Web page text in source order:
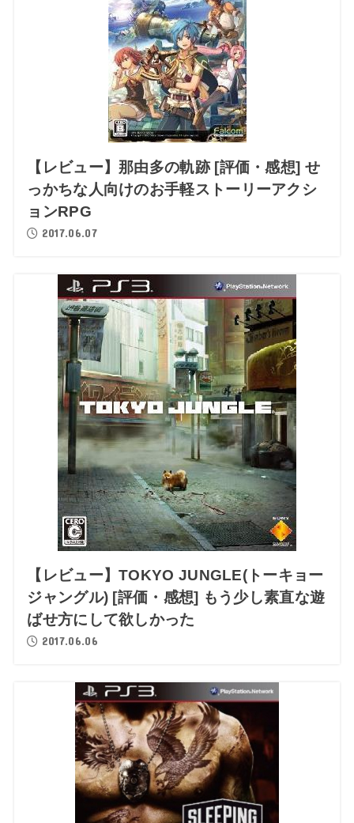
【レビュー】那由多の軌跡 [評価・感想] せ
っかちな人向けのお手軽ストーリーアクシ
ョンRPG
2017.06.07
【レビュー】TOKYO JUNGLE(トーキョー
ジャングル) [評価・感想] もう少し素直な遊
ばせ方にして欲しかった
2017.06.06